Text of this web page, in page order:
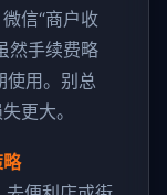
信“商户收
然手续费略
使用。别总
更大。